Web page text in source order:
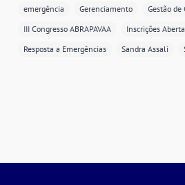
emergência
Gerenciamento Gestão de
III Congresso ABRAPAVAA
Inscrições
Resposta a Emergências
Sandra Assali